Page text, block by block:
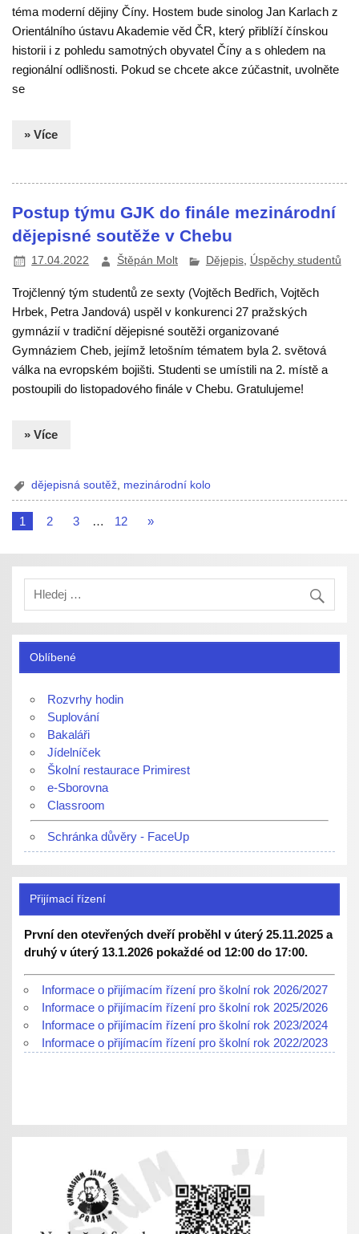
téma moderní dějiny Číny. Hostem bude sinolog Jan Karlach z
Orientálního ústavu Akademie věd ČR, který přiblíží čínskou
historii i z pohledu samotných obyvatel Číny a s ohledem na
regionální odlišnosti. Pokud se chcete akce zúčastnit, uvolněte
se
» Více
Postup týmu GJK do finále mezinárodní
dějepisné soutěže v Chebu
17.04.2022 Štěpán Molt Dějepis, Úspěchy studentů
Trojčlenný tým studentů ze sexty (Vojtěch Bedřich, Vojtěch
Hrbek, Petra Jandová) uspěl v konkurenci 27 pražských
gymnázií v tradiční dějepisné soutěži organizované
Gymnáziem Cheb, jejímž letošním tématem byla 2. světová
válka na evropském bojišti. Studenti se umístili na 2. místě a
postoupili do listopadového finále v Chebu. Gratulujeme!
» Více
dějepisná soutěž mezinárodní kolo
1 2 3 … 12 »
Oblíbené
Rozvrhy hodin
Suplování
Bakaláři
Jídelníček
Školní restaurace Primirest
e-Sborovna
Classroom
Schránka důvěry - FaceUp
Přijímací řízení
První den otevřených dveří proběhl v úterý 25.11.2025 a
druhý v úterý 13.1.2026 pokaždé od 12:00 do 17:00.
Informace o přijímacím řízení pro školní rok 2026/2027
Informace o přijímacím řízení pro školní rok 2025/2026
Informace o přijímacím řízení pro školní rok 2023/2024
Informace o přijímacím řízení pro školní rok 2022/2023